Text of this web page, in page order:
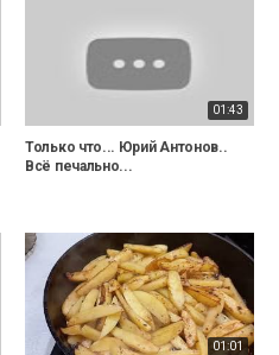
01:43
Только что... Юрий Антонов..
Всё печально...
01:01